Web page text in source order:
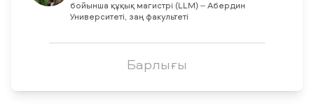
бойынша құқық магистрі (LLM) – Абердин
Университеті, заң факультеті
Барлығы